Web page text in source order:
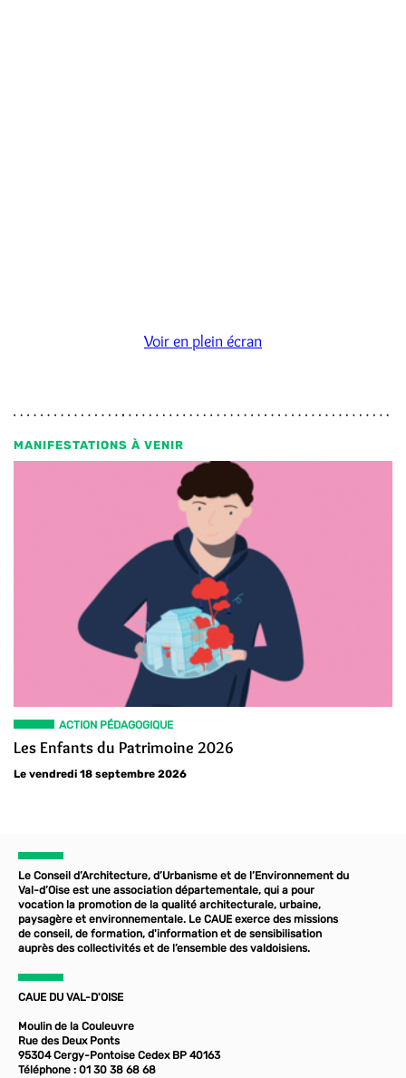
Voir en plein écran
MANIFESTATIONS À VENIR
ACTION PÉDAGOGIQUE
Les Enfants du Patrimoine 2026
Le vendredi 18 septembre 2026
Le Conseil d’Architecture, d’Urbanisme et de l’Environnement du
Val-d’Oise est une association départementale, qui a pour
vocation la promotion de la qualité architecturale, urbaine,
paysagère et environnementale. Le CAUE exerce des missions
de conseil, de formation, d'information et de sensibilisation
auprès des collectivités et de l’ensemble des valdoisiens.
CAUE DU VAL-D'OISE
Moulin de la Couleuvre
Rue des Deux Ponts
95304 Cergy-Pontoise Cedex BP 40163
Téléphone : 01 30 38 68 68